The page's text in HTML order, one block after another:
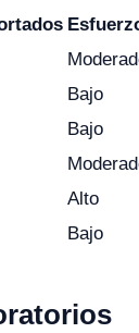
Bajo
Bajo
Alto
Bajo